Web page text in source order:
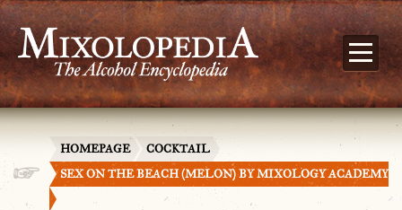
HOMEPAGE
COCKTAIL
SEX ON THE BEACH (MELON) BY MIXOLOGY ACADEMY